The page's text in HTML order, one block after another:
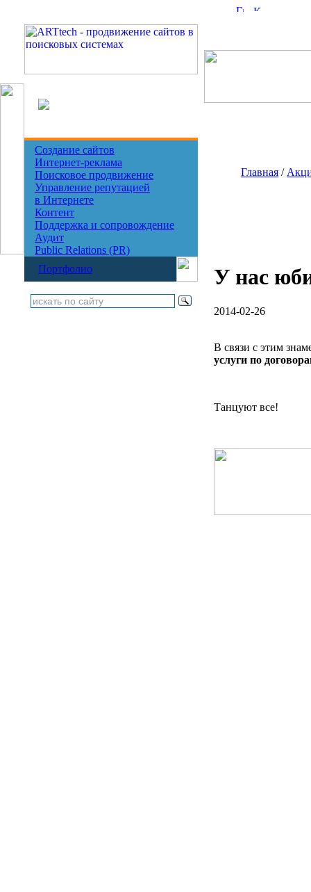
Cоздание сайтов
Интернет-реклама
Поисковое продвижение
Управление репутацией
в Интернете
Контент
Поддержка и сопровождение
Аудит
Public Relations (PR)
Портфолио
Главная /
У нас
2014-02-26
В связи с этим
услуги по
Танцуют все!